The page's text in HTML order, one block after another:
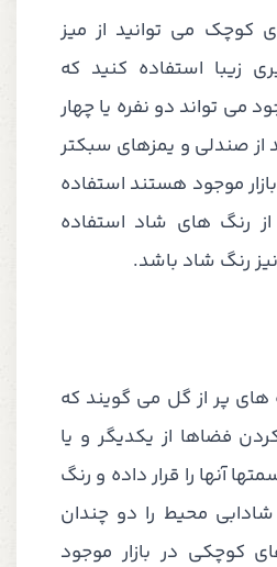
کوچک می توانید از میز
زیبا استفاده کنید که
می تواند دو نفره یا چهار
از صندلی و یمزهای سبکتر
موجود هستند استفاده
رنگ های شاد استفاده
رنگ شاد باشد.
های پر از گل می گویند که
فضاها از یکدیگر و یا
آنها را قرار داده و رنگ
محیط را دو چندان
کوچکی در بازار موجود